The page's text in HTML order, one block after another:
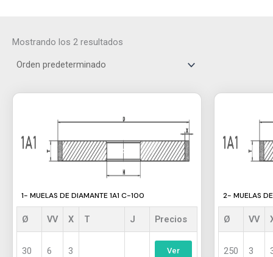
Mostrando los 2 resultados
1- MUELAS DE DIAMANTE 1A1 C-100
Ø VV X T J Precios
30 6 3 Ver
múltiples
variantes.
pueden
elegir
en
2- MUELAS
Ø VV
250 3
múltiples
variantes.
pueden
elegir
en